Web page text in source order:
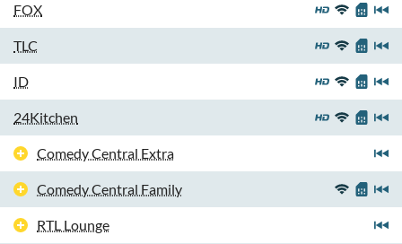
FOX
TLC
ID
24Kitchen
Comedy Central Extra
Comedy Central Family
RTL Lounge